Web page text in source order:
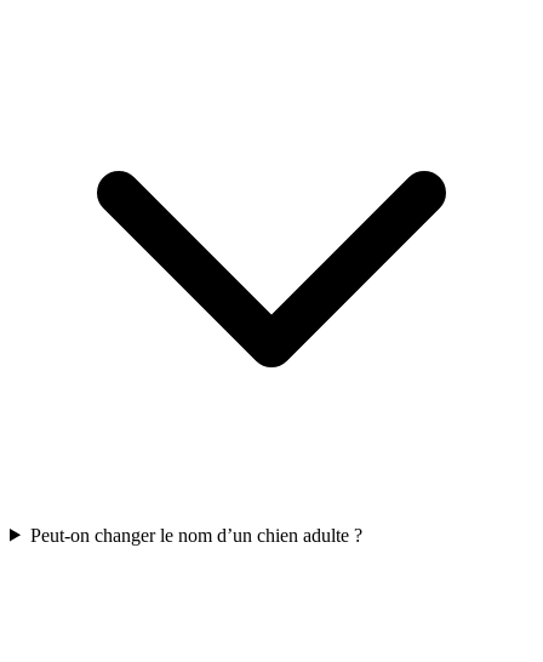
Peut-on changer le nom d’un chien adulte ?